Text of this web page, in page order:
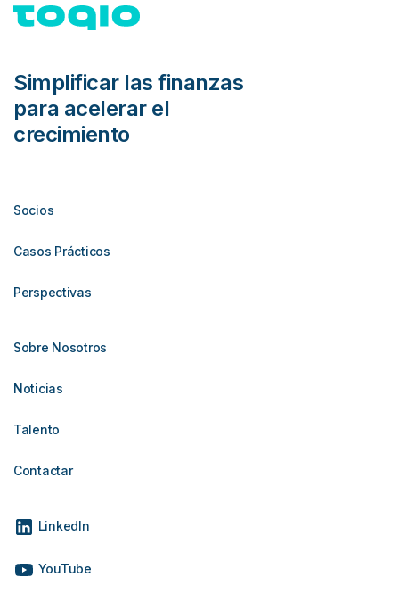
Simplificar las finanzas
para acelerar el
crecimiento
Socios
Casos Prácticos
Perspectivas
Sobre Nosotros
Noticias
Talento
Contactar
LinkedIn
YouTube